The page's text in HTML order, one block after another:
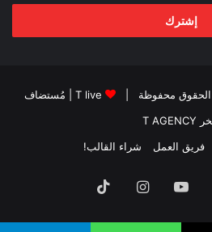
T live | مُستضاف
T AGENCY
فريق العمل شراء القالب!
‫YouTubeانستقرام